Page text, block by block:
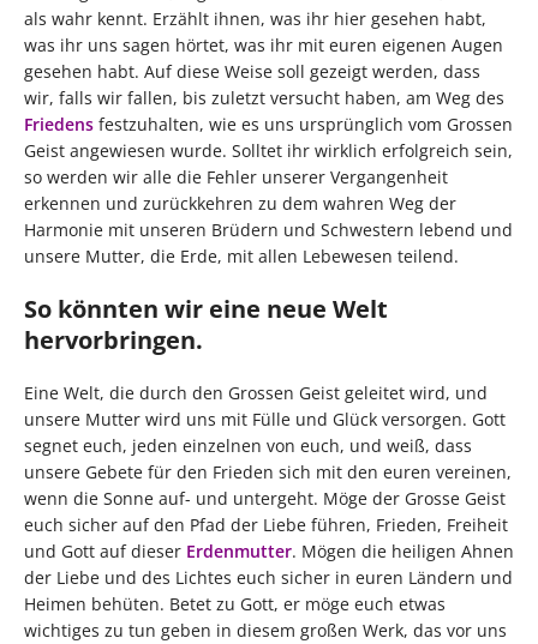
als wahr kennt. Erzählt ihnen, was ihr hier gesehen habt,
was ihr uns sagen hörtet, was ihr mit euren eigenen Augen
gesehen habt. Auf diese Weise soll gezeigt werden, dass
wir, falls wir fallen, bis zuletzt versucht haben, am Weg des
Friedens festzuhalten, wie es uns ursprünglich vom Grossen
Geist angewiesen wurde. Solltet ihr wirklich erfolgreich sein,
so werden wir alle die Fehler unserer Vergangenheit
erkennen und zurückkehren zu dem wahren Weg der
Harmonie mit unseren Brüdern und Schwestern lebend und
unsere Mutter, die Erde, mit allen Lebewesen teilend.
So könnten wir eine neue Welt
hervorbringen.
Eine Welt, die durch den Grossen Geist geleitet wird, und
unsere Mutter wird uns mit Fülle und Glück versorgen. Gott
segnet euch, jeden einzelnen von euch, und weiß, dass
unsere Gebete für den Frieden sich mit den euren vereinen,
wenn die Sonne auf- und untergeht. Möge der Grosse Geist
euch sicher auf den Pfad der Liebe führen, Frieden, Freiheit
und Gott auf dieser Erdenmutter. Mögen die heiligen Ahnen
der Liebe und des Lichtes euch sicher in euren Ländern und
Heimen behüten. Betet zu Gott, er möge euch etwas
wichtiges zu tun geben in diesem großen Werk, das vor uns